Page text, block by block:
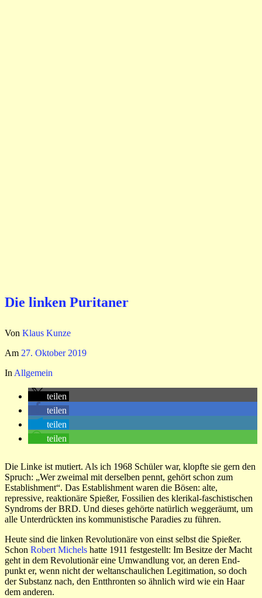
Die linken Puritaner
Von Klaus Kunze
Am 27. Oktober 2019
In Allgemein
teilen
teilen
teilen
teilen
Die Linke ist mutiert. Als ich 1968 Schüler war, klopfte sie gern den
Spruch: „Wer zweimal mit derselben pennt, gehört schon zum
Establishment“. Das Establishment waren die Bösen: alte,
repressive, reaktionäre Spießer, Fossilien des klerikal-faschistischen
Syndroms der BRD. Und dieses gehörte natürlich weggeräumt, um
alle Unterdrückten ins kommunistische Paradies zu führen.
Heute sind die linken Revolutionäre von einst selbst die Spießer.
Schon Robert Mi­chels hatte 1911 festgestellt: Im Besitze der Macht
geht in dem Re­vo­lutionär eine Umwand­lung vor, an deren End­
punkt er, wenn nicht der welt­an­schau­lichen Legitimation, so doch
der Sub­stanz nach, den Ent­thronten so ähn­lich wird wie ein Haar
dem an­de­ren.